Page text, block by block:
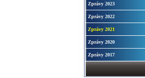
Zprávy 2023
Zprávy 2022
Zprávy 2021
Zprávy 2020
Zprávy 2017